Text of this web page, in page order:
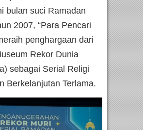
bulan suci Ramadan
2007, “Para Pencari
penghargaan dari
Rekor Dunia
sebagai Serial Religi
Berkelanjutan Terlama.